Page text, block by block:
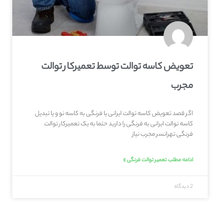
تعویض کاسه توالت توسط تعمیرکار توالت
مجرب
اگر قصد تعویض کاسه توالت ایرانی یا فرنگی به کاسه نو و یا تبدیل
کاسه توالت ایرانی به فرنگی را دارید حتما به یک تعمیرکار توالت
فرنگی تهرانسر مجرب نیاز
ادامه مطلب تعمیر توالت فرنگی »
2 دیدگاه